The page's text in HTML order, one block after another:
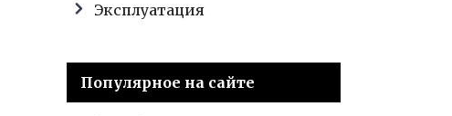
Эксплуатация
Популярное на сайте